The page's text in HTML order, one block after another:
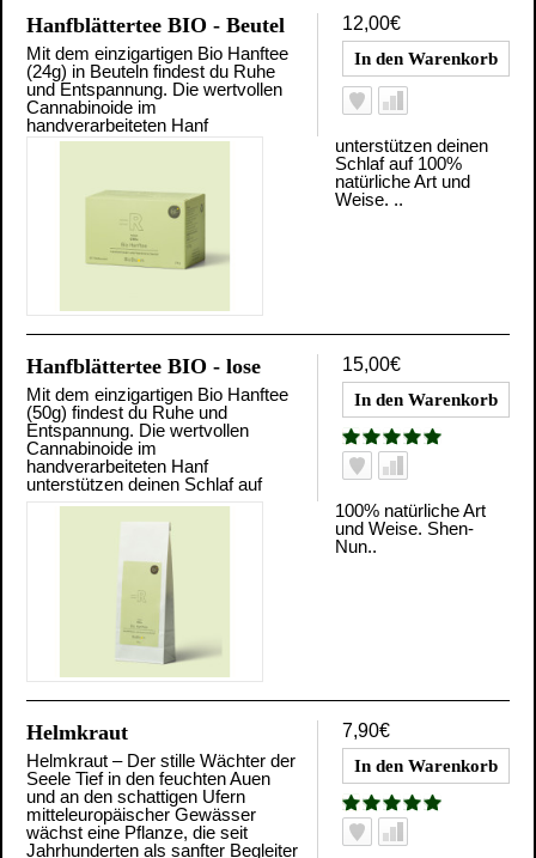
12,00€
Hanfblättertee BIO - Beutel
Mit dem einzigartigen Bio Hanftee
(24g) in Beuteln findest du Ruhe
und Entspannung. Die wertvollen
Cannabinoide im
handverarbeiteten Hanf
unterstützen deinen
Schlaf auf 100%
natürliche Art und
Weise. ..
15,00€
Hanfblättertee BIO - lose
Mit dem einzigartigen Bio Hanftee
(50g) findest du Ruhe und
Entspannung. Die wertvollen
Cannabinoide im
handverarbeiteten Hanf
unterstützen deinen Schlaf auf
100% natürliche Art
und Weise. Shen-
Nun..
7,90€
Helmkraut
Helmkraut – Der stille Wächter der
Seele Tief in den feuchten Auen
und an den schattigen Ufern
mitteleuropäischer Gewässer
wächst eine Pflanze, die seit
Jahrhunderten als sanfter Begleiter